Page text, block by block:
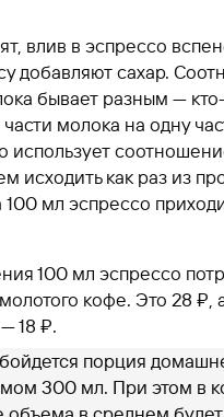
влив в эспрессо
добавляют сахар.
бывает разным —
молока на одну
использует
исходить как раз из
мл эспрессо
100 мл эспрессо
кофе. Это 28 ₽,
18 ₽.
порция
300 мл. При этом в